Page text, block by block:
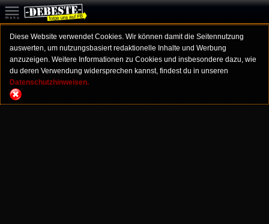
Diese Website verwendet Cookies. Wir können damit die Seitennutzung
auswerten, um nutzungsbasiert redaktionelle Inhalte und Werbung
anzuzeigen. Weitere Informationen zu Cookies und insbesondere dazu, wie
du deren Verwendung widersprechen kannst, findest du in unseren
Datenschutzhinweisen.